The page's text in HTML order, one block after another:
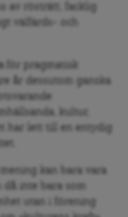
av rösträtt, facklig
välfärds- och
för pragmatisk
år dessutom ganska
kultur,
har lett till en entydig
kan bara vara
inte bara som
utan i förening